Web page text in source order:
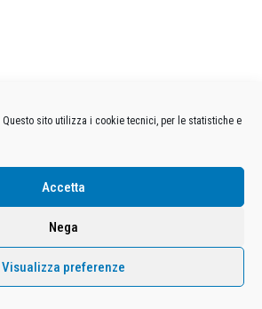
Questo sito utilizza i cookie tecnici, per le statistiche e
Accetta
Nega
Visualizza preferenze